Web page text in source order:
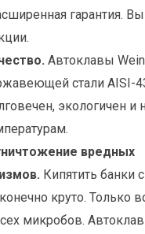
гарантия.
Автоклавы
стали AISI-
экологичен
вредных
Кипятить банки
круто. Только
микробов.